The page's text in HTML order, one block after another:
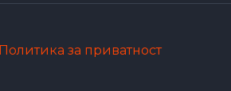
Политика за приватност